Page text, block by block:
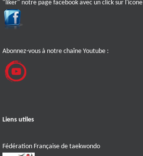
"liker" notre page facebook avec un click sur l'icone
Abonnez-vous à notre chaîne Youtube :
Liens utiles
Fédération Française de taekwondo